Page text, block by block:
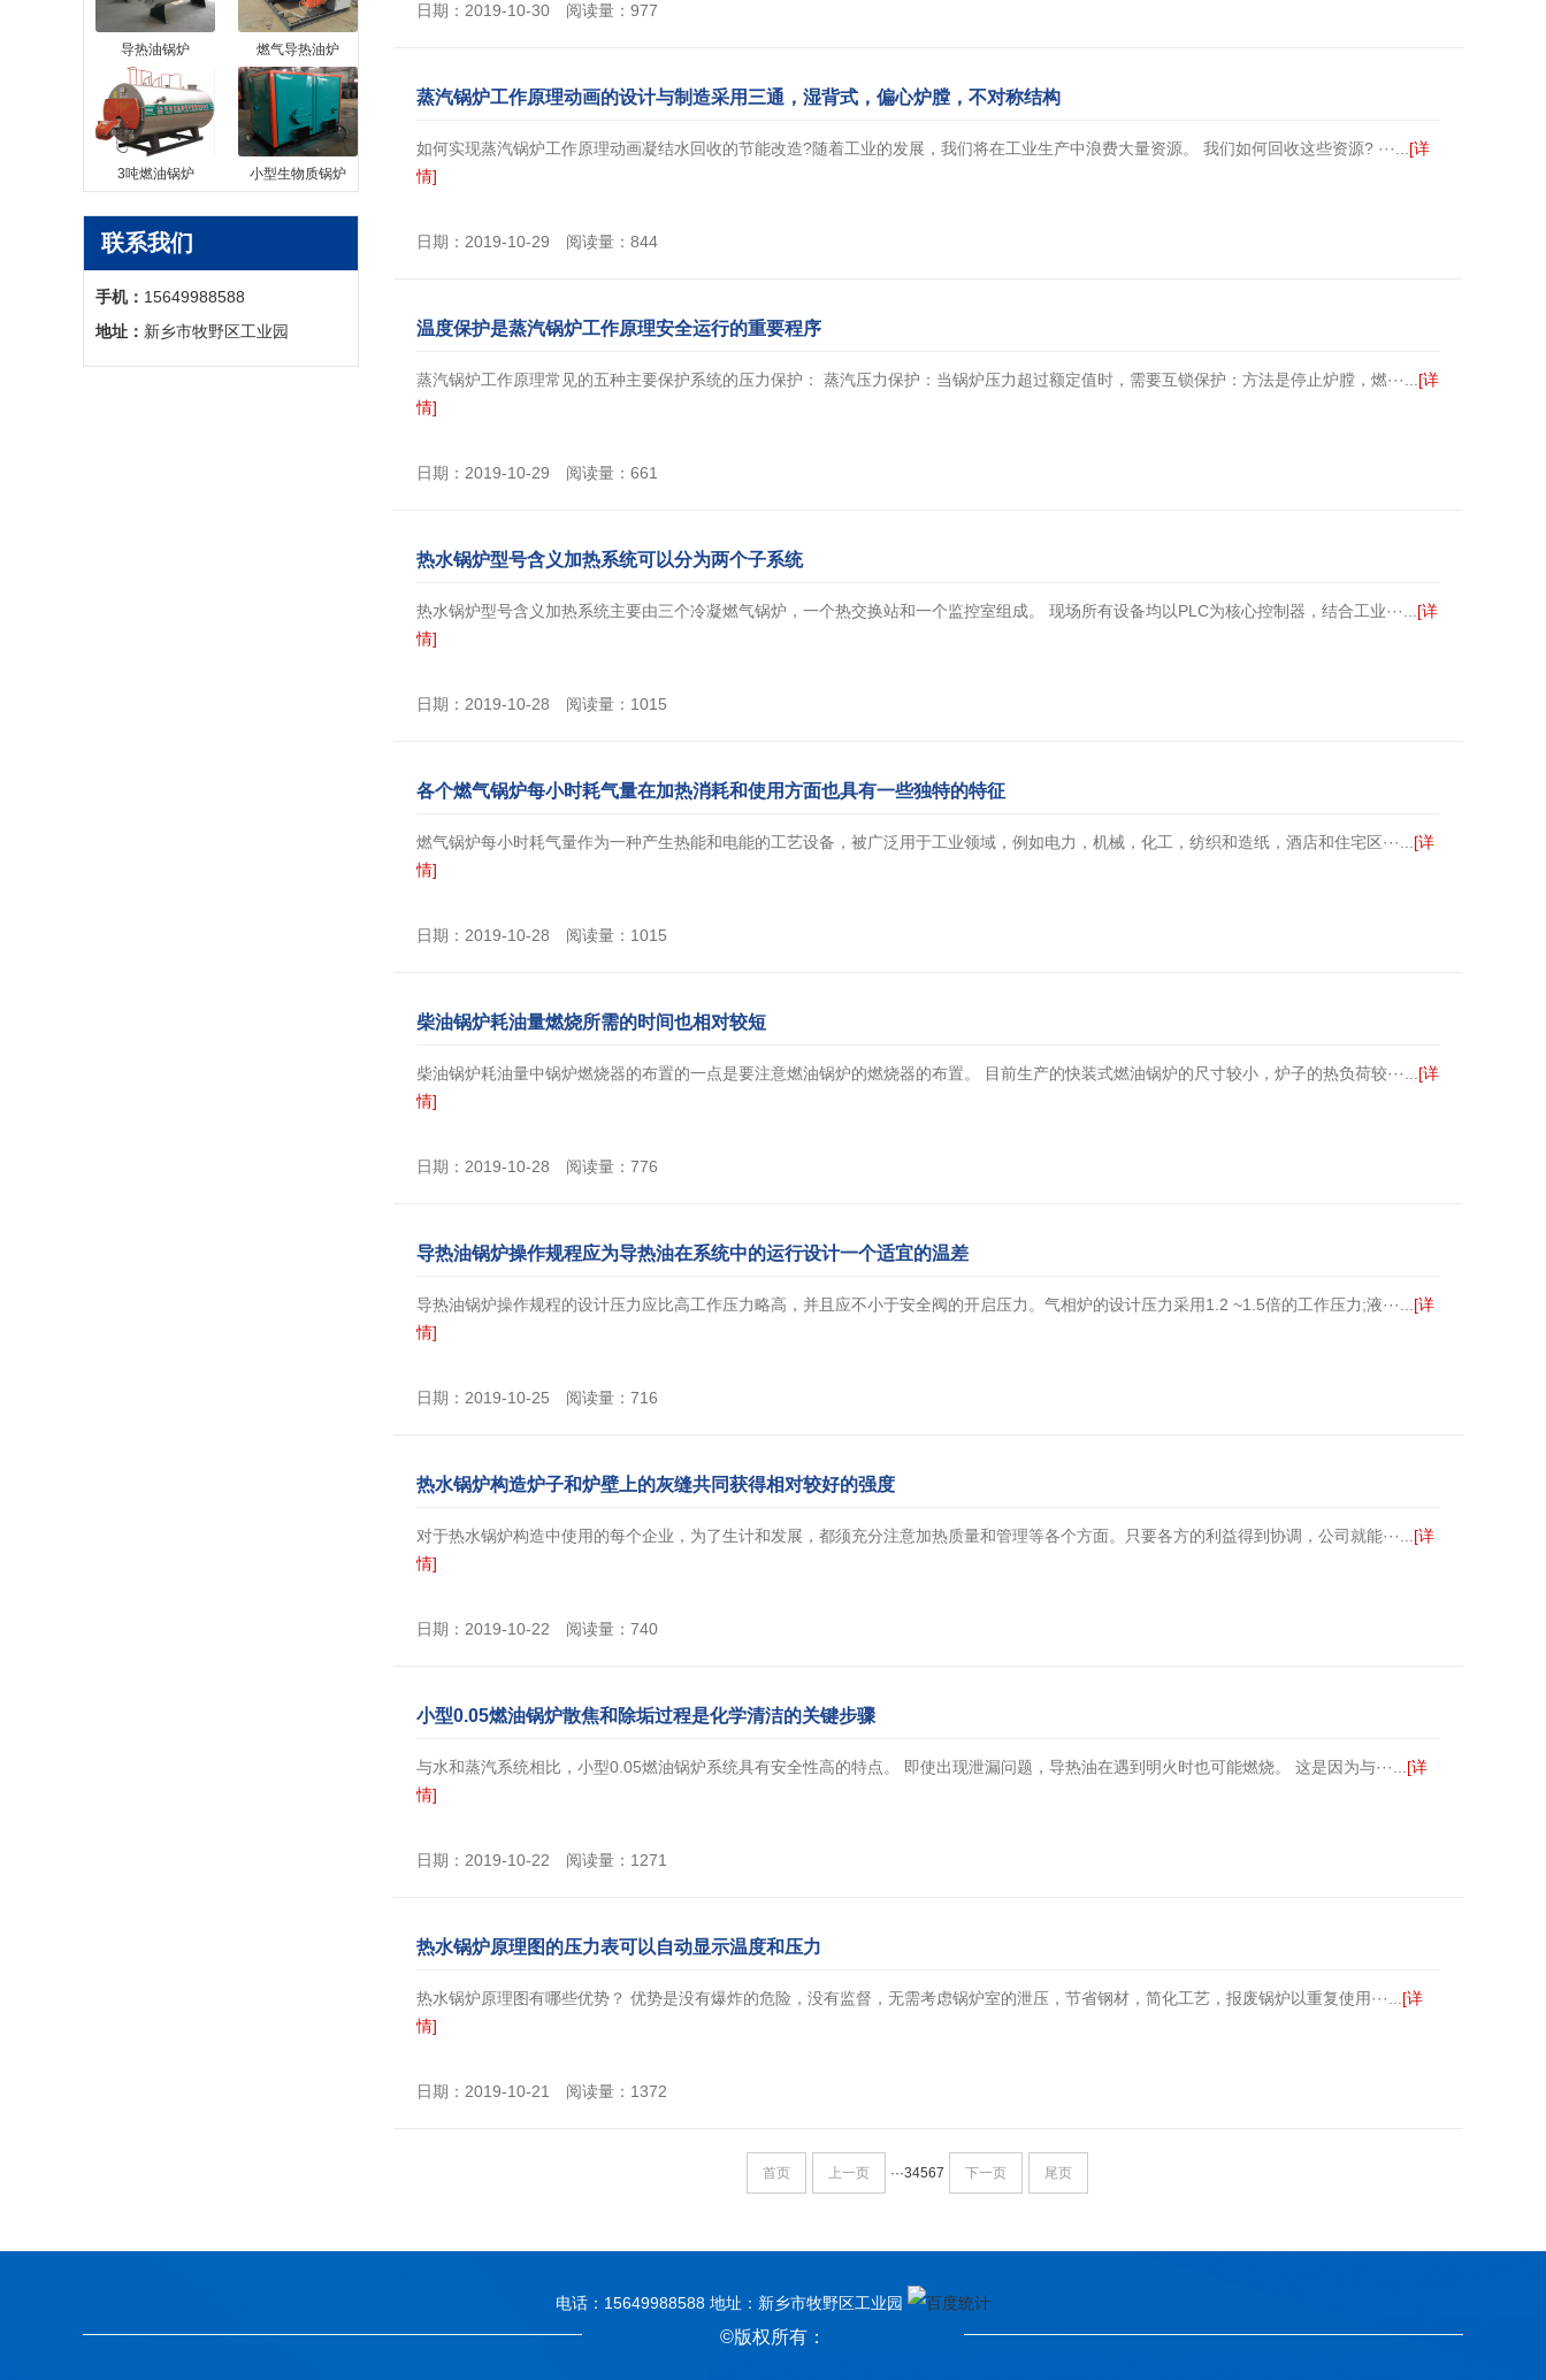
导热油锅炉 燃气导热油炉
3吨燃油锅炉 小型生物质锅炉
联系我们
手机： 15649988588
地址： 新乡市牧野区工业园
日期：2019-10-30 阅读量：977
蒸汽锅炉工作原理动画的设计与制造采用三通，湿背式，偏心炉膛，不对称结构
如何实现蒸汽锅炉工作原理动画凝结水回收的节能改造?随着工业的发展，我们将在工业生产中浪费大量资源。 我们如何回收这些资源? ···... [详
情]
日期：2019-10-29 阅读量：844
温度保护是蒸汽锅炉工作原理安全运行的重要程序
蒸汽锅炉工作原理常见的五种主要保护系统的压力保护： 蒸汽压力保护：当锅炉压力超过额定值时，需要互锁保护：方法是停止炉膛，燃···... [详
情]
日期：2019-10-29 阅读量：661
热水锅炉型号含义加热系统可以分为两个子系统
热水锅炉型号含义加热系统主要由三个冷凝燃气锅炉，一个热交换站和一个监控室组成。 现场所有设备均以PLC为核心控制器，结合工业···... [详
情]
日期：2019-10-28 阅读量：1015
各个燃气锅炉每小时耗气量在加热消耗和使用方面也具有一些独特的特征
燃气锅炉每小时耗气量作为一种产生热能和电能的工艺设备，被广泛用于工业领域，例如电力，机械，化工，纺织和造纸，酒店和住宅区···... [详
情]
日期：2019-10-28 阅读量：1015
柴油锅炉耗油量燃烧所需的时间也相对较短
柴油锅炉耗油量中锅炉燃烧器的布置的一点是要注意燃油锅炉的燃烧器的布置。 目前生产的快装式燃油锅炉的尺寸较小，炉子的热负荷较···... [详
情]
日期：2019-10-28 阅读量：776
导热油锅炉操作规程应为导热油在系统中的运行设计一个适宜的温差
导热油锅炉操作规程的设计压力应比高工作压力略高，并且应不小于安全阀的开启压力。气相炉的设计压力采用1.2 ~1.5倍的工作压力;液···... [详
情]
日期：2019-10-25 阅读量：716
热水锅炉构造炉子和炉壁上的灰缝共同获得相对较好的强度
对于热水锅炉构造中使用的每个企业，为了生计和发展，都须充分注意加热质量和管理等各个方面。只要各方的利益得到协调，公司就能···... [详
情]
日期：2019-10-22 阅读量：740
小型0.05燃油锅炉散焦和除垢过程是化学清洁的关键步骤
与水和蒸汽系统相比，小型0.05燃油锅炉系统具有安全性高的特点。 即使出现泄漏问题，导热油在遇到明火时也可能燃烧。 这是因为与···... [详
情]
日期：2019-10-22 阅读量：1271
热水锅炉原理图的压力表可以自动显示温度和压力
热水锅炉原理图有哪些优势？ 优势是没有爆炸的危险，没有监督，无需考虑锅炉室的泄压，节省钢材，简化工艺，报废锅炉以重复使用···... [详
情]
日期：2019-10-21 阅读量：1372
首页 上一页 ···34567 下一页 尾页
电话：15649988588 地址：新乡市牧野区工业园
©版权所有：